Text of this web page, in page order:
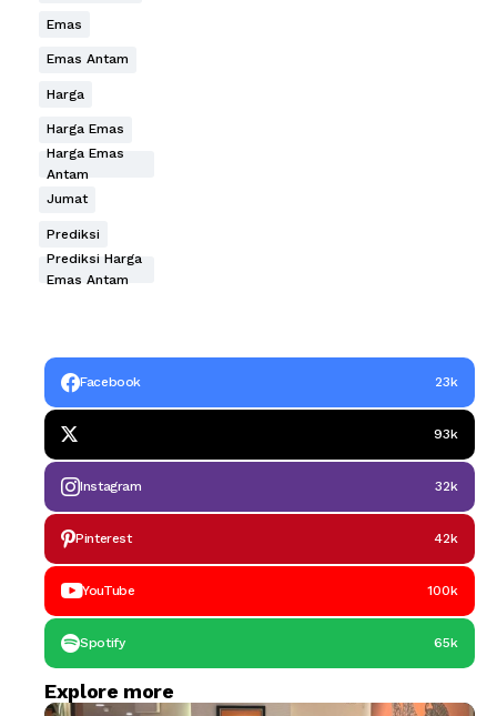
Emas
Emas Antam
Harga
Harga Emas
Harga Emas
Antam
Jumat
Prediksi
Prediksi Harga
Emas Antam
Facebook 23k
93k
Instagram 32k
Pinterest 42k
YouTube 100k
Spotify 65k
Explore more